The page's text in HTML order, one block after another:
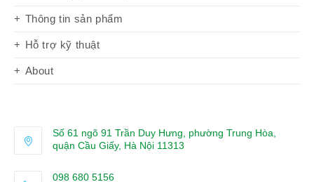
Thông tin sản phẩm
Hỗ trợ kỹ thuật
About
Số 61 ngõ 91 Trần Duy Hưng, phường Trung Hòa,
quận Cầu Giấy, Hà Nội 11313
098 680 5156